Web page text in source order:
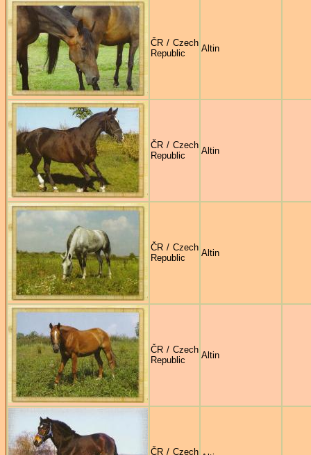
ČR / Czech
Republic
Altin
ČR / Czech
Republic
Altin
ČR / Czech
Republic
Altin
ČR / Czech
Republic
Altin
ČR / Czech